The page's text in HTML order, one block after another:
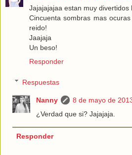
Jajajajajaa estan muy divertidos
Cincuenta sombras mas
reido!
Jaajaja
Un beso!
Responder
Respuestas
Nanny
8 de mayo de
¿Verdad que si? Jajajaja.
Responder